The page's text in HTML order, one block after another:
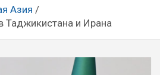
Азия
Таджикистана и Ирана